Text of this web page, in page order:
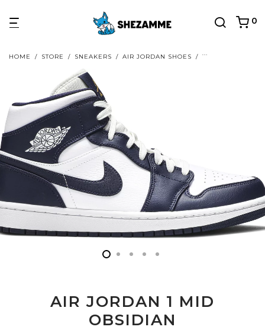
0
HOME / STORE / SNEAKERS / AIR JORDAN SHOES / AIR JORDAN 1
AIR JORDAN 1 MID
OBSIDIAN